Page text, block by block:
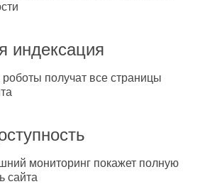
индексация
получат все страницы
мониторинг покажет полную
сайта